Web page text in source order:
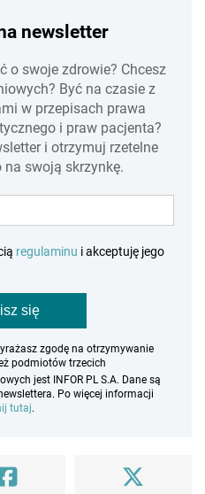
newsletter
o swoje zdrowie? Chcesz
Być na czasie z
w przepisach prawa
i praw pacjenta?
i otrzymuj rzetelne
swoją skrzynkę.
regulaminu i akceptuję jego
się
zgodę na otrzymywanie
podmiotów trzecich
jest INFOR PL S.A. Dane są
Po więcej informacji
tutaj.